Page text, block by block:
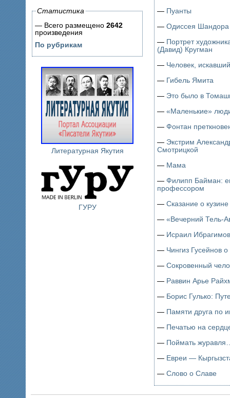
Статистика
— Всего размещено 2642
произведения
По рубрикам
Литературная Якутия
ГУРУ
— Пуанты
— Одиссея
— Портрет
(Давид) Кругман
— Человек,
— Гибель Ямита
— Это было в
— «Маленькие»
— Фонтан
— Экстрим
Смотрицкой
— Мама
— Филипп Байман:
профессором
— Сказание о кузине
— «Вечерний Тель-
— Исраил
— Чингиз Гусейнов
— Сокровенный
— Раввин Арье
— Борис Гулько:
— Памяти друга по
— Печатью на
— Поймать
— Евреи —
— Слово о Славе